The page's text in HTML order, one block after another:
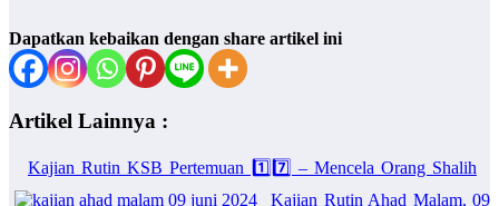
Dapatkan kebaikan dengan share artikel ini
Artikel Lainnya :
Kajian Rutin KSB Pertemuan 1️⃣7️⃣ – Mencela Orang Shalih
Kajian Rutin Ahad Malam, 09